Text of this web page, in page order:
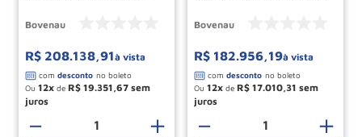
Bovenau
R$ 208.138,91à vista
Ou 12 de R$ 19.351,67
＋
－
Bovenau
R$ 182.956,19à vista
Ou 12 de R$ 17.010,31
＋
－